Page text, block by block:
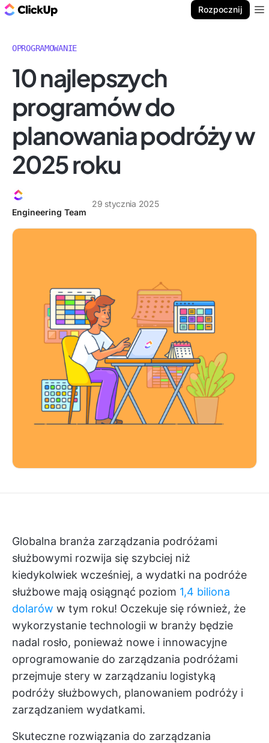
Rozpocznij
OPROGRAMOWANIE
10 najlepszych
programów do
planowania podróży w
2025 roku
Engineering Team
29 stycznia 2025
Globalna branża zarządzania podróżami
służbowymi rozwija się szybciej niż
kiedykolwiek wcześniej, a wydatki na podróże
służbowe mają osiągnąć poziom 1,4 biliona
dolarów w tym roku! Oczekuje się również, że
wykorzystanie technologii w branży będzie
nadal rosło, ponieważ nowe i innowacyjne
oprogramowanie do zarządzania podróżami
przejmuje stery w zarządzaniu logistyką
podróży służbowych, planowaniem podróży i
zarządzaniem wydatkami.
Skuteczne rozwiązania do zarządzania